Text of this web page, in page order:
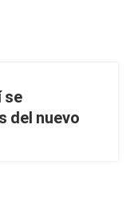
se
del nuevo